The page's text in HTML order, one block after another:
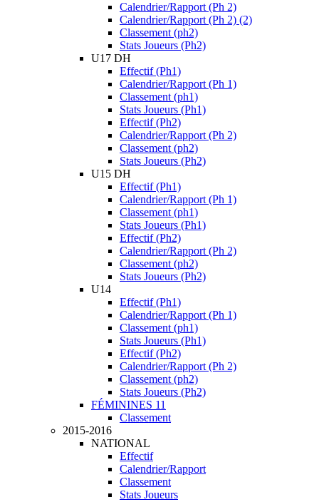
Calendrier/Rapport (Ph 2)
Calendrier/Rapport (Ph 2) (2)
Classement (ph2)
Stats Joueurs (Ph2)
U17 DH
Effectif (Ph1)
Calendrier/Rapport (Ph 1)
Classement (ph1)
Stats Joueurs (Ph1)
Effectif (Ph2)
Calendrier/Rapport (Ph 2)
Classement (ph2)
Stats Joueurs (Ph2)
U15 DH
Effectif (Ph1)
Calendrier/Rapport (Ph 1)
Classement (ph1)
Stats Joueurs (Ph1)
Effectif (Ph2)
Calendrier/Rapport (Ph 2)
Classement (ph2)
Stats Joueurs (Ph2)
U14
Effectif (Ph1)
Calendrier/Rapport (Ph 1)
Classement (ph1)
Stats Joueurs (Ph1)
Effectif (Ph2)
Calendrier/Rapport (Ph 2)
Classement (ph2)
Stats Joueurs (Ph2)
FÉMININES 11
Classement
2015-2016
NATIONAL
Effectif
Calendrier/Rapport
Classement
Stats Joueurs